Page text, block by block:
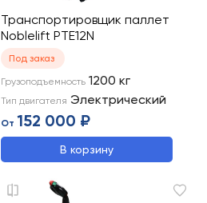
Транспортировщик паллет
Noblelift PTE12N
Под заказ
Грузоподъемность 1200 кг
Тип двигателя Электрический
От 152 000 ₽
В корзину